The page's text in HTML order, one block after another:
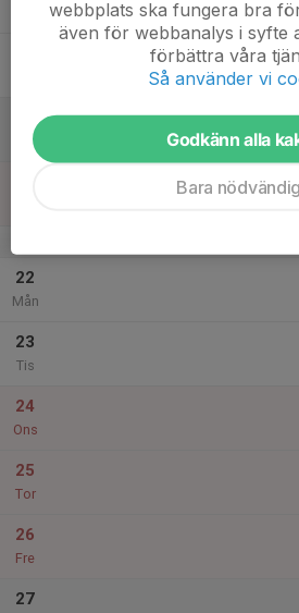
Lör
22
Mån
23
Tis
24
Ons
25
Tor
26
Fre
27
webbplats ska fungera bra
även för webbanalys i syfte
förbättra våra
Så använder vi
Godkänn alla
Bara